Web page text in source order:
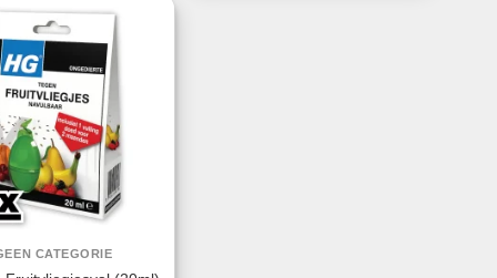
CATEGORIE